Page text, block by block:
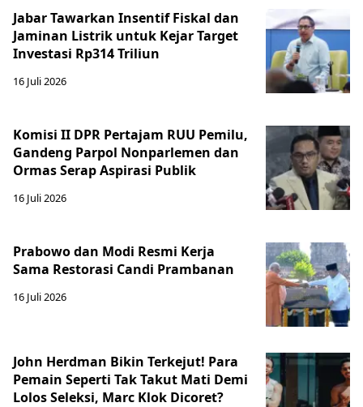
Jabar Tawarkan Insentif Fiskal dan
Jaminan Listrik untuk Kejar Target
Investasi Rp314 Triliun
16 Juli 2026
Komisi II DPR Pertajam RUU Pemilu,
Gandeng Parpol Nonparlemen dan
Ormas Serap Aspirasi Publik
16 Juli 2026
Prabowo dan Modi Resmi Kerja
Sama Restorasi Candi Prambanan
16 Juli 2026
John Herdman Bikin Terkejut! Para
Pemain Seperti Tak Takut Mati Demi
Lolos Seleksi, Marc Klok Dicoret?